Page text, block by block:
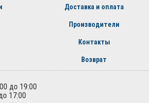
Доставка и оплата
Производители
Контакты
Возврат
до 19:00
17:00